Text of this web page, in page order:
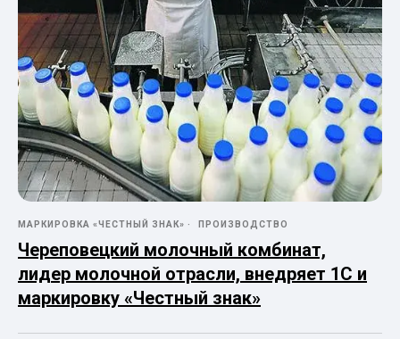
МАРКИРОВКА «ЧЕСТНЫЙ ЗНАК» ПРОИЗВОДСТВО
Череповецкий молочный комбинат,
лидер молочной отрасли, внедряет 1С и
маркировку «Честный знак»